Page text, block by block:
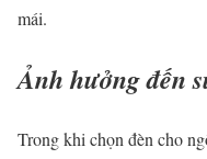
mái.
Ảnh hưởng đến
Trong khi chọn đèn cho